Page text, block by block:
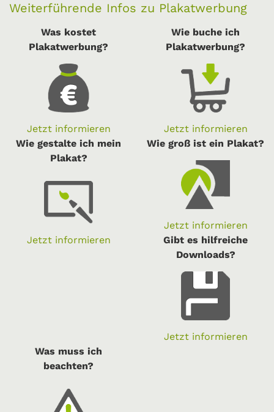
Weiterführende Infos zu Plakatwerbung
Was kostet
Plakatwerbung?
Jetzt informieren
Wie buche ich
Plakatwerbung?
Jetzt informieren
Wie gestalte ich mein
Plakat?
Jetzt informieren
Wie groß ist ein Plakat?
Jetzt informieren
Gibt es hilfreiche
Downloads?
Jetzt informieren
Was muss ich
beachten?